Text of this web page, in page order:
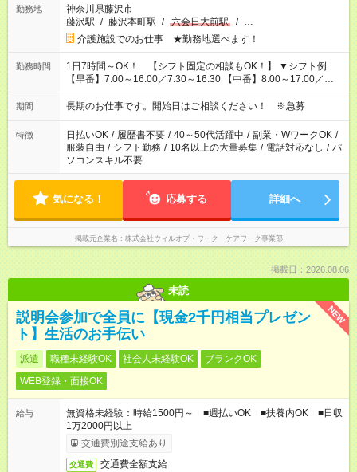
勤務地
神奈川県藤沢市
藤沢駅 / 藤沢本町駅 / 六会日大前駅 / …
介護施設でのお仕事 ★勤務地選べます！
勤務時間
1日7時間～OK！ 【シフト固定の相談もOK！】 ▼シフト例
【早番】7:00～16:00／7:30～16:30 【中番】8:00～17:00／
9:00～18:00 【遅番】11:00～20:00／13:00～22:00
期間 長期のお仕事です。開始日はご相談ください！ ※急募
特徴 日払いOK / 履歴書不要 / 40～50代活躍中 / 副業・WワークOK /
服装自由 / シフト勤務 / 10名以上の大量募集 / 電話対応なし / パ
ソコンスキル不要
気になる！ 応募する 詳細へ
掲載元企業名 株式会社ウィルオブ・ワーク ケアワーク事業部
掲載日：2026.08.06
未読
NEW
説明会参加で全員に【現金2千円相当プレゼン
ト】生活のお手伝い
派遣 職種未経験OK 社会人未経験OK
ブランクOK
WEB登録・面接OK
給与
無資格未経験：時給1500円～ ■週払いOK ■扶養内OK ■日収
1万2000円以上
交通費別途支給あり
交通費 交通費全額支給